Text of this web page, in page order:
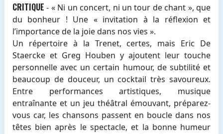
CRITIQUE - « Ni un concert, ni un tour de chant », que
du bonheur ! Une « invitation à la réflexion et
l’importance de la joie dans nos vies ».
Un répertoire à la Trenet, certes, mais Eric De
Staercke et Greg Houben y ajoutent leur touche
personnelle avec un certain humour, de subtilité et
beaucoup de douceur, un cocktail très savoureux.
Entre performances artistiques, musique
entraînante et un jeu théâtral émouvant, préparez-
vous car, les chansons passent en boucle dans nos
têtes bien après le spectacle, et la bonne humeur